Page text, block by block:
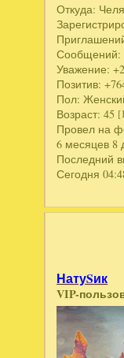
Откуда:
Сообщений:
Уважение:
Позитив:
Пол:
Возраст: 45
Провел на
6 месяцев 8
Последний
Сегодня
НатуSик
VIP-